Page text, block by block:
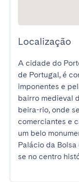
Localização
A cidade do
de Portugal, é
imponentes e
bairro medieval
beira-rio, onde
comerciantes e
um belo
Palácio da
se no centro